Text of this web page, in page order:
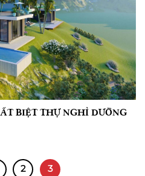
BIỆT THỰ NGHỈ DƯỠNG
2 3